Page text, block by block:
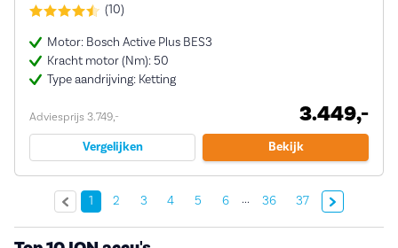
(10)
Motor: Bosch Active Plus BES3
Kracht motor (Nm): 50
Type aandrijving: Ketting
Adviesprijs 3.749,- 3.449,-
Vergelijken Bekijk
1 2 3 4 5 6 ... 36 37 Volgende »